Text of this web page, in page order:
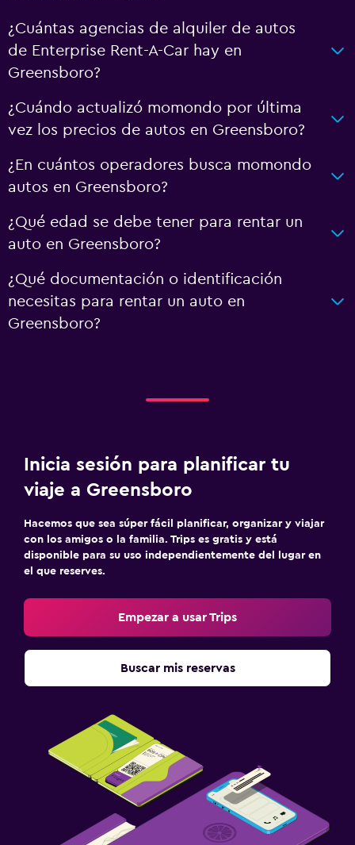
¿Cuántas agencias de alquiler de autos
de Enterprise Rent-A-Car hay en
Greensboro?
¿Cuándo actualizó momondo por última
vez los precios de autos en Greensboro?
¿En cuántos operadores busca momondo
autos en Greensboro?
¿Qué edad se debe tener para rentar un
auto en Greensboro?
¿Qué documentación o identificación
necesitas para rentar un auto en
Greensboro?
Inicia sesión para planificar tu
viaje a Greensboro
Hacemos que sea súper fácil planificar, organizar y viajar
con los amigos o la familia. Trips es gratis y está
disponible para su uso independientemente del lugar en
el que reserves.
Empezar a usar Trips
Buscar mis reservas